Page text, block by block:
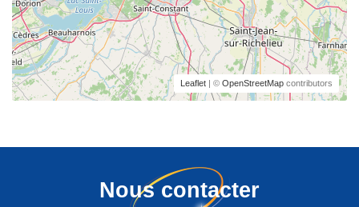
Leaflet | © OpenStreetMap contributors
Nous contacter